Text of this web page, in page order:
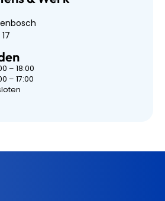
– 18:00
– 17:00